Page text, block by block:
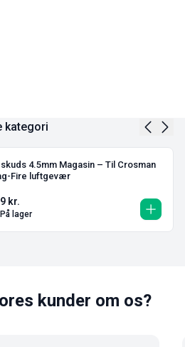
kategori
skuds 4.5mm Magasin – Til Crosman
Fire luftgevær
kr.
På lager
kunder om os?